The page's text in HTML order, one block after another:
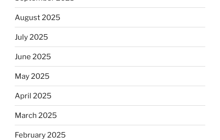
August 2025
July 2025
June 2025
May 2025
April 2025
March 2025
February 2025